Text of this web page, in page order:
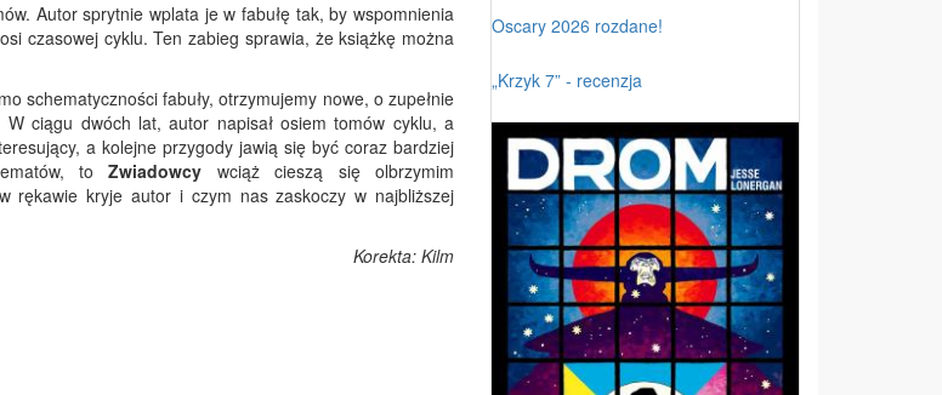
Autor sprytnie wplata je w fabułę tak, by wspomnienia
czasowej cyklu. Ten zabieg sprawia, że książkę można
schematyczności fabuły, otrzymujemy nowe, o zupełnie
ciągu dwóch lat, autor napisał osiem tomów cyklu, a
a kolejne przygody jawią się być coraz bardziej
toZwiadowcy wciąż cieszą się olbrzymim
rękawie kryje autor i czym nas zaskoczy w najbliższej
Korekta: Kilm
Oscary 2026 rozdane!
„Krzyk 7” - recenzja